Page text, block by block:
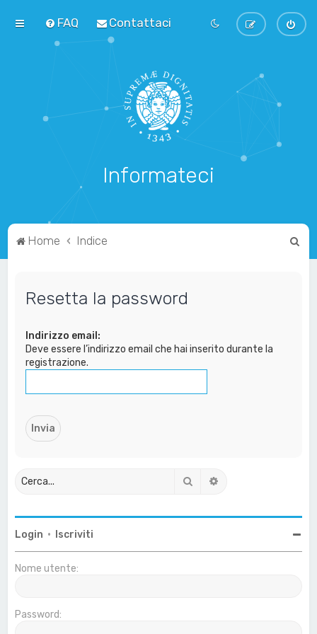
FAQ Contattaci
Informateci
Home Indice
Resetta la password
Indirizzo email:
Deve essere l’indirizzo email che hai inserito durante la
registrazione.
Cerca
Login • Iscriviti
Nome utente:
Password: